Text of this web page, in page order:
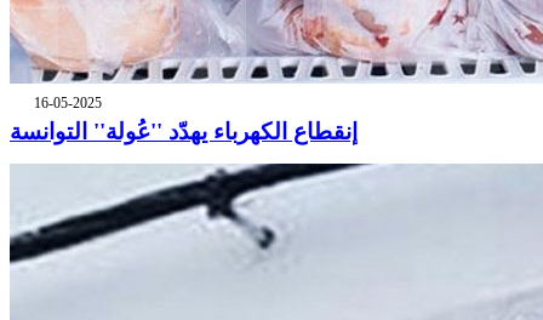
16-05-2025
إنقطاع الكهرباء يهدّد ''عُولة'' التوانسة